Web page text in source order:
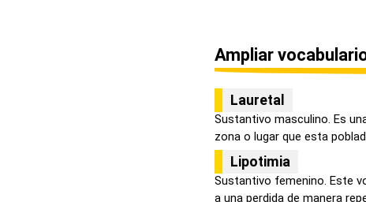
Ampliar
Lauretal
Sustantivo masculino. Es
zona o lugar que esta
Lipotimia
Sustantivo femenino. Este
a una perdida de manera